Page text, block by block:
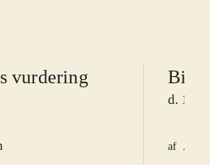
vurdering
d. 18.
af